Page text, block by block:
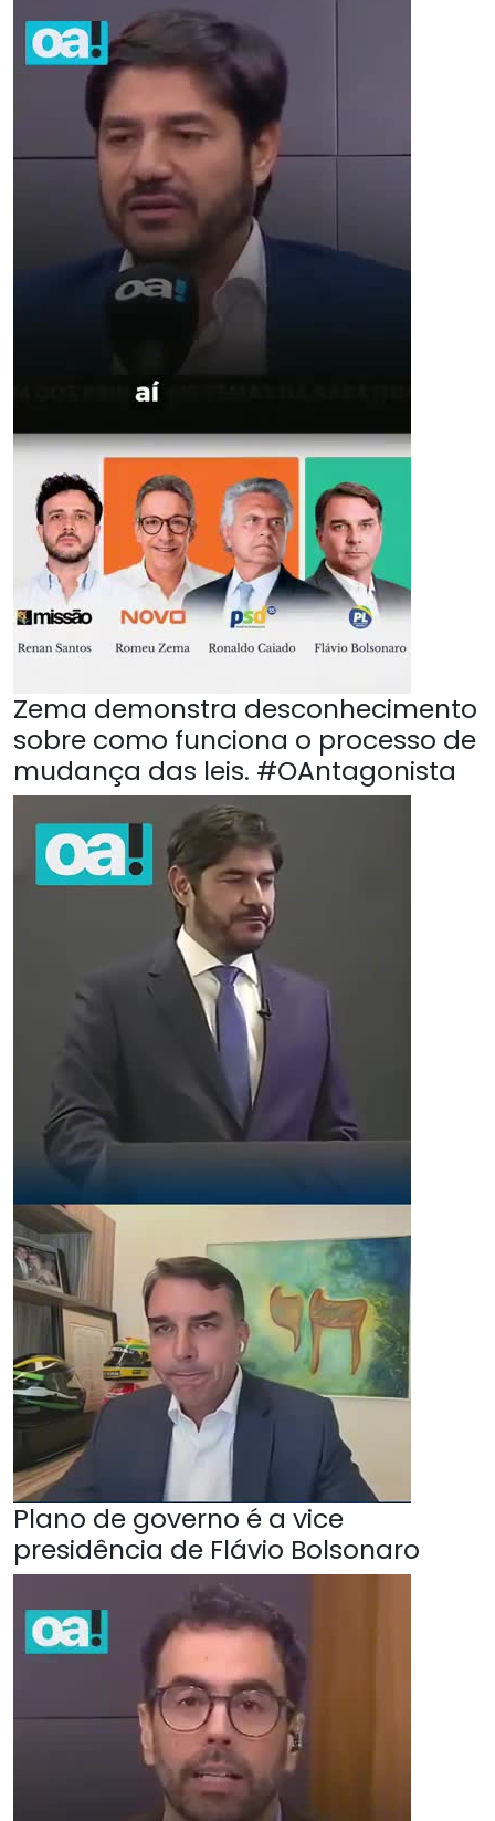
Zema demonstra desconhecimento
sobre como funciona o processo de
mudança das leis. #OAntagonista
Plano de governo é a vice
presidência de Flávio Bolsonaro